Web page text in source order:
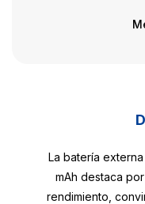
La batería
mAh destaca
rendimiento,